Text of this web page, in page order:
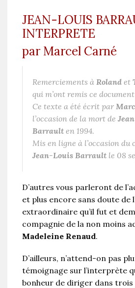
JEAN-LOUIS
INTERPRETE
par Marcel Carné
Remerciements à Roland et
qui m’ont remis ce
Ce texte a été écrit par
l’occasion de la mort de
Barrault en 1994.
Mis en ligne à l’occasion du
Jean-Louis Barrault le 08
D’autres vous parleront de
et plus encore sans doute de
extraordinaire qu’il fut et
compagnie de la non moins
Madeleine Renaud.
D’ailleurs, n’attend-on pas
témoignage sur l’interprète
bonheur de diriger dans trois